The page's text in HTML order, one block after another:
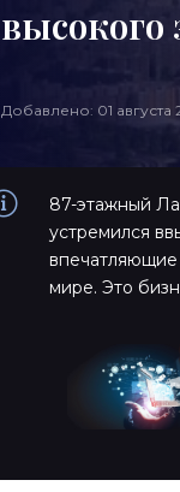
Добавлено: 01 августа
87-этажный
устремился
мире. Это